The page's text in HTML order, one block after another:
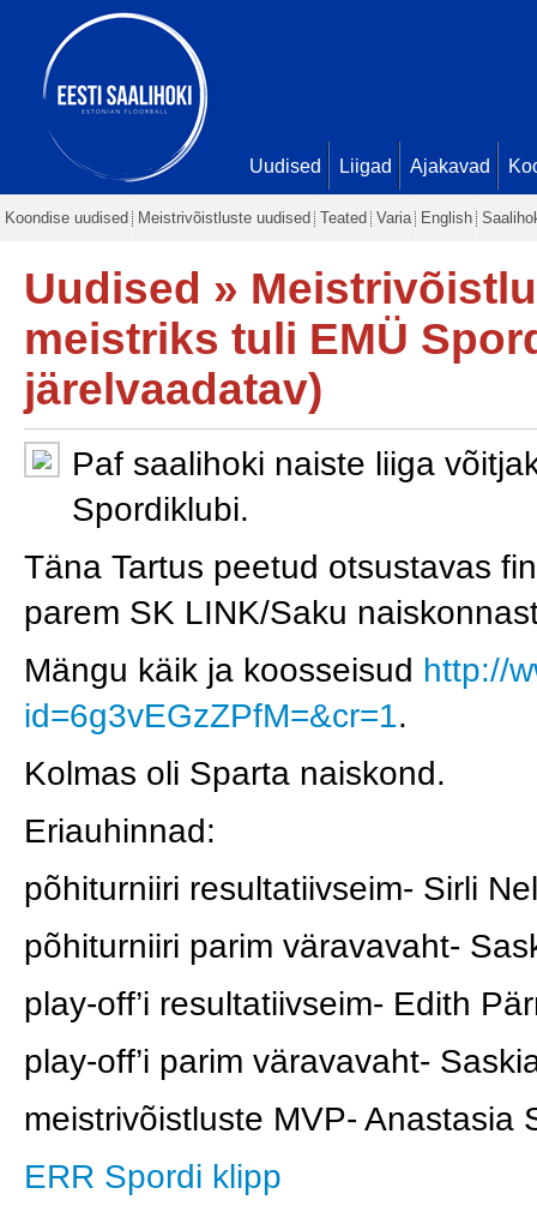
Uudised Liigad Ajakavad
Koondise uudised Meistrivõistluste uudised Teated Varia English
Uudised »
meistriks tuli EMÜ
järelvaadatav)
Paf saalihoki naiste liiga
Spordiklubi.
Täna Tartus peetud otsustavas
parem SK LINK/Saku
Mängu käik ja koosseisud http://
id=6g3vEGzZPfM=&cr=1.
Kolmas oli Sparta naiskond.
Eriauhinnad:
põhiturniiri resultatiivseim- Sirli
põhiturniiri parim väravavaht-
play-off’i resultatiivseim- Edith
play-off’i parim väravavaht-
meistrivõistluste MVP- Anastasia
ERR Spordi klipp